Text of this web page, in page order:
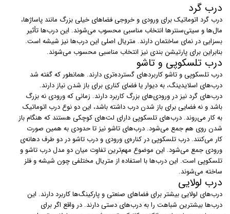
درب گرد
درب‌ گرد اتوماتیک برای ورودی و خروجی فضاهای خیلی بزرگ مانند پاساژ‌ها،
مال‌ها و سیتی‌سنترها انتخاب مناسبی محسوب می‌شوند. این درب‌ها تأثیر
بسزایی در نمای ساختمان دارند. متریال اصلی این درب‌ها نیز شیشه است.
بنابراین برای پارتیشن بندی نیز انتخاب مناسبی محسوب می‌شوند.
درب تلسکوپی و تاشو
درب‌ تلسکوپی و تاشو کاربردهای گسترده‌تری دارند. همانطور که گفته شد
درب‌های اسلایدینگ، به دیوار یا فضای کناری برای باز شدن نیاز دارند.
درب‌های گرد نیز در ورودی‌های بزرگ کاربرد دارند. زمانی که ورودی نه بزرگ
باشد و نه فضایی برای باز شدن درب داشته باشد، این دو نوع درب اتوماتیک
به کار می‌روند. درب‌های تلسکوپی دارای لت‌های کوچکی هستند که هنگام باز
شدن روی هم جمع می‌شود. درب‌های تاشو نیز تا حدودی به همین صورت
کار می‌کنند. درب تلسکوپی در کناره‌ی ورودی و درب تاشو در دو طرف دهانه‌ی
ورودی جمع می‌شود. این موضوع مهم‌ترین تفاوت میان دو مدل درب تاشو و
تلسکوپی است. این درب‌ها با استفاده از متریال مختلفی چون شیشه و فلز
ساخته می‌شوند.
درب لولایی
درب‌های لولایی بیشتر برای فضاهای صنعتی و پارکینگ‌ها کاربرد دارند. این
درب‌ها بیشترین شباهت را به درب‌های دستی دارند. در واقع اگر برای